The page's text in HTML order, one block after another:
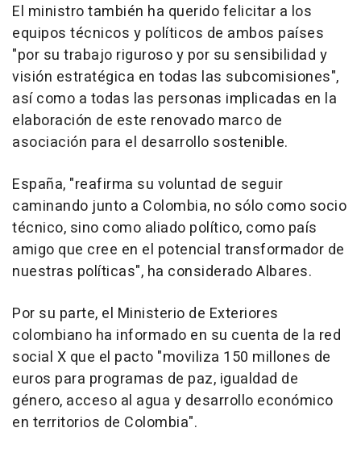
El ministro también ha querido felicitar a los
equipos técnicos y políticos de ambos países
"por su trabajo riguroso y por su sensibilidad y
visión estratégica en todas las subcomisiones",
así como a todas las personas implicadas en la
elaboración de este renovado marco de
asociación para el desarrollo sostenible.
España, "reafirma su voluntad de seguir
caminando junto a Colombia, no sólo como socio
técnico, sino como aliado político, como país
amigo que cree en el potencial transformador de
nuestras políticas", ha considerado Albares.
Por su parte, el Ministerio de Exteriores
colombiano ha informado en su cuenta de la red
social X que el pacto "moviliza 150 millones de
euros para programas de paz, igualdad de
género, acceso al agua y desarrollo económico
en territorios de Colombia".